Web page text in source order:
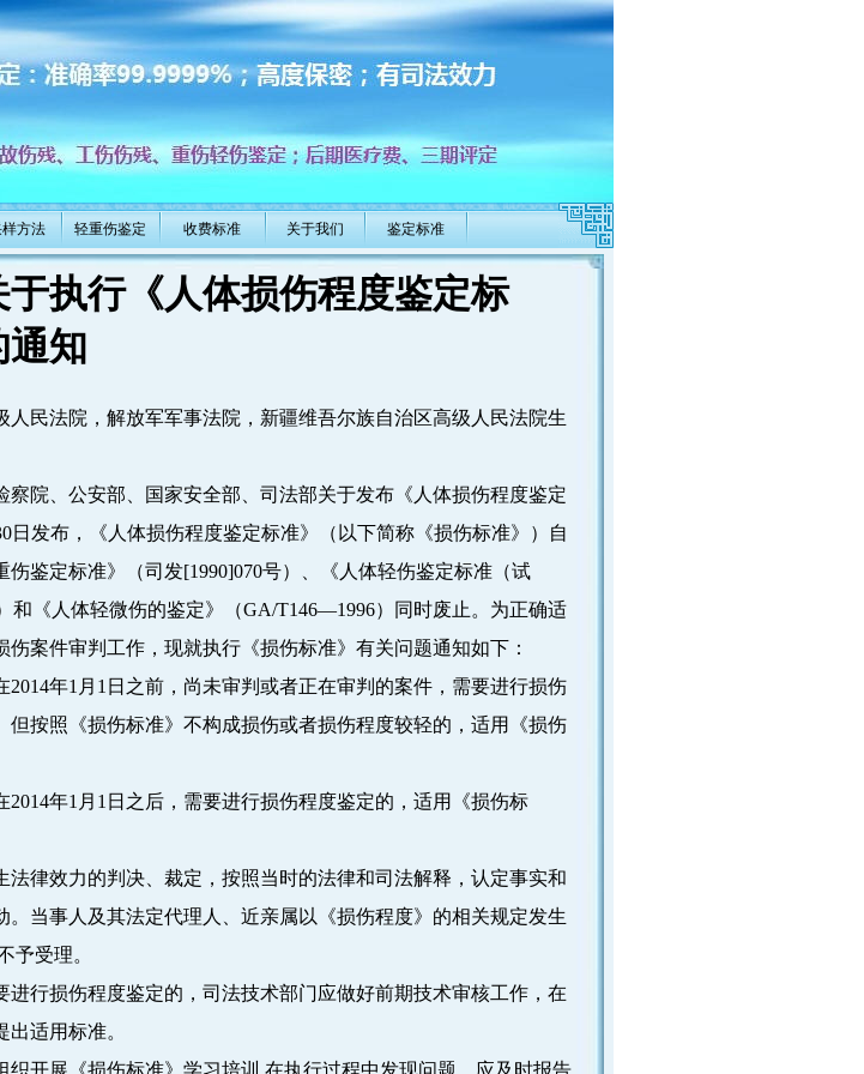
方法 轻重伤鉴定 收费标准 关于我们 鉴定标准
执行《人体损伤程度鉴定标
通知
民法院，解放军军事法院，新疆维吾尔族自治区高级人民法院生
院、公安部、国家安全部、司法部关于发布《人体损伤程度鉴定
日发布，《人体损伤程度鉴定标准》（以下简称《损伤标准》）自
伤鉴定标准》（司发[1990]070号）、《人体轻伤鉴定标准（试
和《人体轻微伤的鉴定》（GA/T146—1996）同时废止。为正确适
案件审判工作，现就执行《损伤标准》有关问题通知如下：
年1月1日之前，尚未审判或者正在审判的案件，需要进行损伤
但按照《损伤标准》不构成损伤或者损伤程度较轻的，适用《损伤
年1月1日之后，需要进行损伤程度鉴定的，适用《损伤标
律效力的判决、裁定，按照当时的法律和司法解释，认定事实和
。当事人及其法定代理人、近亲属以《损伤程度》的相关规定发生
予受理。
行损伤程度鉴定的，司法技术部门应做好前期技术审核工作，在
适用标准。